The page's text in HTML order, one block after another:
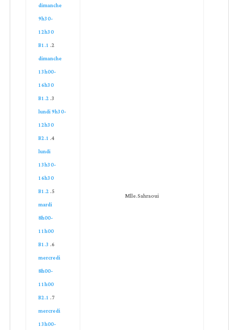
Mlle.Sahraoui
dimanche
9h30-
12h30
B1.1
dimanche
13h00-
16h30
B1.2
lundi 9h30-
12h30
B2.1
lundi
13h30-
16h30
B1.2
mardi
8h00-
11h00
B1.3
mercredi
8h00-
11h00
B2.1
mercredi
13h00-